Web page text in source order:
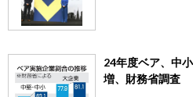
24年度ベア、中
増、財務省調査